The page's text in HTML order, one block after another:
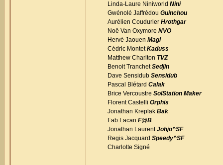
Linda-Laure Niniworld Nini
Gwénolé Jaffrédou Guinchou
Aurélien Coudurier Hrothgar
Noë Van Oxymore NVO
Hervé Jaouen Magi
Cédric MontetKaduss
Matthew Charlton TVZ
Benoit TranchetSedjin
Dave Sensidub Sensidub
Pascal Blétard Calak
Brice Vercoustre SolStation Maker
Florent Castelli Orphis
Jonathan Kreplak Bak
Fab Lacan F@B
Jonathan LaurentJohjo^SF
Regis Jacquard Speedy^SF
Charlotte Signé